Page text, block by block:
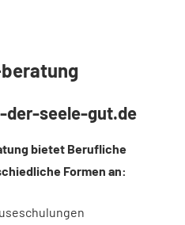
seele-gut.de
bietet Berufliche
Formen an: